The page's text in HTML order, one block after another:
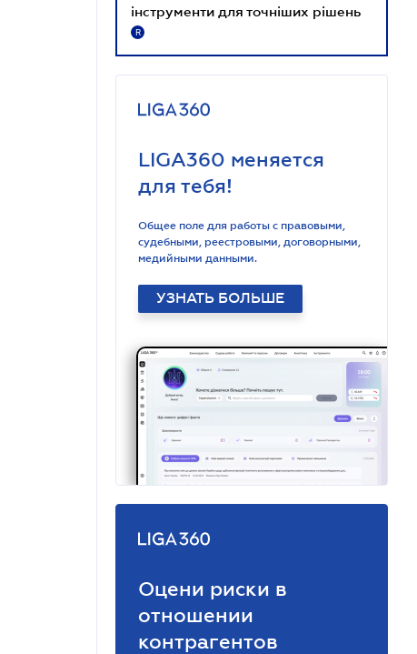
інструменти для точніших рішень
R
LIGA360 меняется
для тебя!
Общее поле для работы с правовыми,
судебными, реестровыми, договорными,
медийными данными.
УЗНАТЬ БОЛЬШЕ
Оцени риски в
отношении
контрагентов